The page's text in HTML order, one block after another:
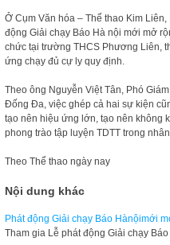
Ở Cụm Văn hóa – Thể thao Kim
động Giải chạy Báo Hà nội mới mở
chức tại trường THCS Phương Liên,
ứng chạy đủ cự ly quy định.
Theo ông Nguyễn Việt Tân, Phó
Đống Đa, việc ghép cả hai sự kiện
tạo nên hiệu ứng lớn, tạo nên không
phong trào tập luyện TDTT trong
Theo Thể thao ngày nay
Nội dung khác
Phát động Giải chạy Báo Hànộimới
Tham gia Lễ phát động Giải chạy